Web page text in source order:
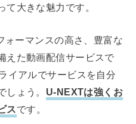
て大きな魅力です。
ォーマンスの高さ、豊富な
えた動画配信サービスで
イアルでサービスを自分
しょう。 U-NEXTは強くお
スです。